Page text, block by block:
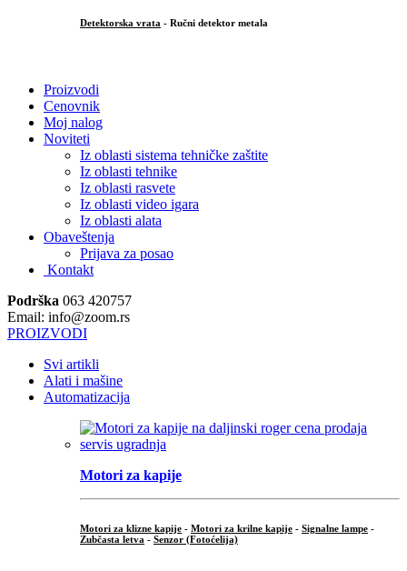
Detektorska vrata - Ručni detektor metala
Proizvodi
Cenovnik
Moj nalog
Noviteti
Iz oblasti sistema tehničke zaštite
Iz oblasti tehnike
Iz oblasti rasvete
Iz oblasti video igara
Iz oblasti alata
Obaveštenja
Prijava za posao
Kontakt
Podrška 063 420757
Email: info@zoom.rs
PROIZVODI
Svi artikli
Alati i mašine
Automatizacija
Motori za kapije
Motori za klizne kapije - Motori za krilne kapije - Signalne lampe -
Zubčasta letva - Senzor (Fotoćelija)